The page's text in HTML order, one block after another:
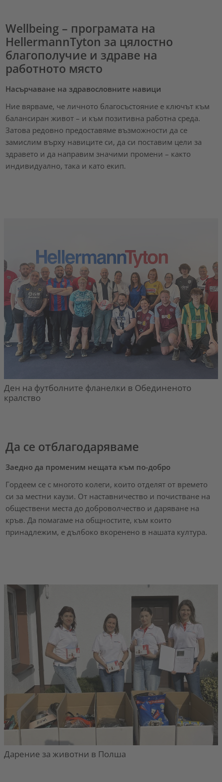
Wellbeing – програмата на
HellermannTyton за цялостно
благополучие и здраве на
работното място
Насърчаване на здравословните навици
Ние вярваме, че личното благосъстояние е ключът към
балансиран живот – и към позитивна работна среда.
Затова редовно предоставяме възможности да се
замислим върху навиците си, да си поставим цели за
здравето и да направим значими промени – както
индивидуално, така и като екип.
Ден на футболните фланелки в Обединеното
кралство
Да се отблагодаряваме
Заедно да променим нещата към по-добро
Гордеем се с многото колеги, които отделят от времето
си за местни каузи. От наставничество и почистване на
обществени места до доброволчество и даряване на
кръв. Да помагаме на общностите, към които
принадлежим, е дълбоко вкоренено в нашата култура.
Дарение за животни в Полша